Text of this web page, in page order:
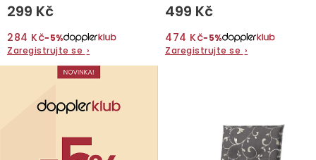
299 Kč
284 Kč−5%
Zaregistrujte se ›
499 Kč
474 Kč−5%
Zaregistrujte se ›